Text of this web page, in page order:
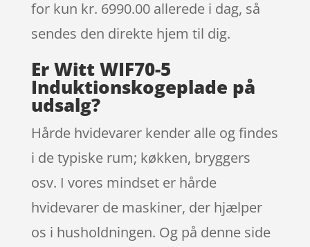
for kun kr. 6990.00 allerede i dag, så
sendes den direkte hjem til dig.
Er Witt WIF70-5
Induktionskogeplade på
udsalg?
Hårde hvidevarer kender alle og findes
i de typiske rum; køkken, bryggers
osv. I vores mindset er hårde
hvidevarer de maskiner, der hjælper
os i husholdningen. Og på denne side